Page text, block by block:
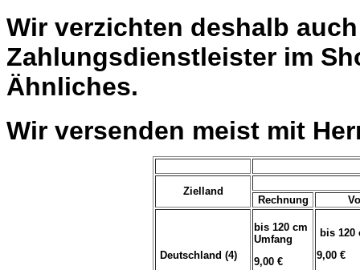
Wir verzichten deshalb
Zahlungsdienstleister im
Ähnliches.
Wir versenden meist mit
Zielland
Rechnung
Deutschland (4)
bis 120 cm
Umfang
9,00 €
bis 120
9,00 €